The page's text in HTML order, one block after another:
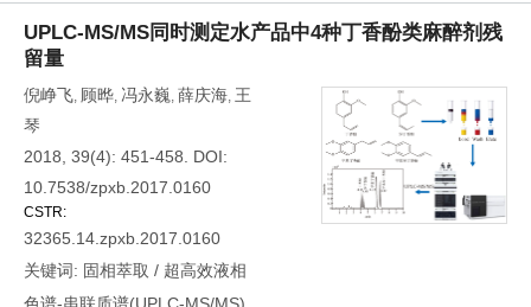
UPLC-MS/MS同时测定水产品中4种丁香酚类麻醉剂残
留量
倪峥飞, 顾晔, 冯永巍, 薛庆海, 王
琴
2018, 39(4): 451-458.
DOI:
10.7538/zpxb.2017.0160
CSTR:
32365.14.zpxb.2017.0160
关键词: 固相萃取 / 超高效液相